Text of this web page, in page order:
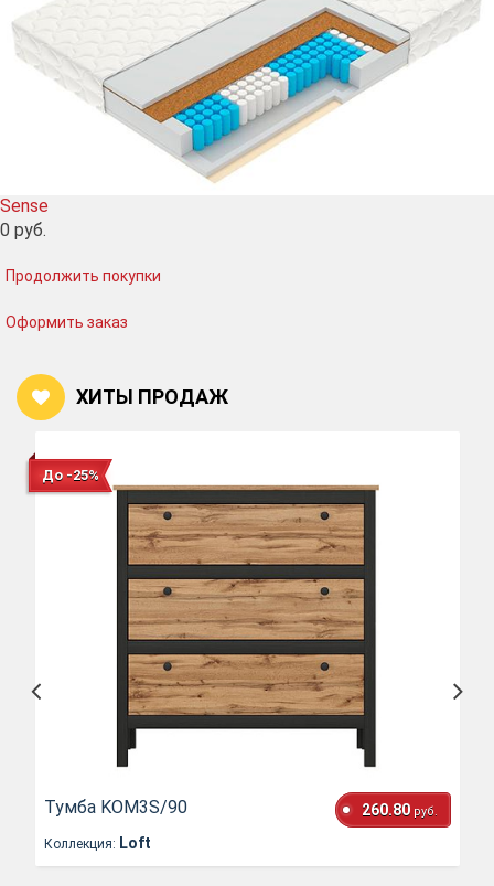
Sense
0 руб.
Продолжить покупки
Оформить заказ
ХИТЫ ПРОДАЖ
До -25%
Тумба KOM3S/90 260.80 руб.
Коллекция: Loft